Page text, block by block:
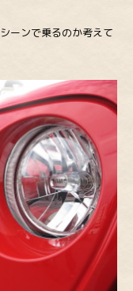
ーンで乗るのか考えて